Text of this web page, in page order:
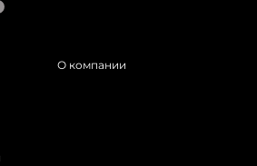
О компании